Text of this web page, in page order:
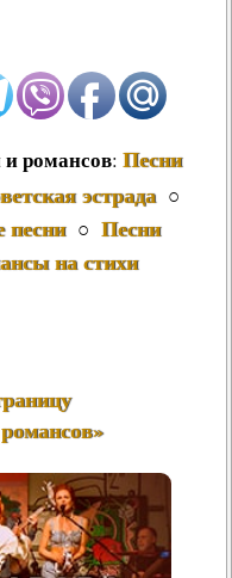
и романсов: Песни
эстрада○
песни○ Песни
на стихи